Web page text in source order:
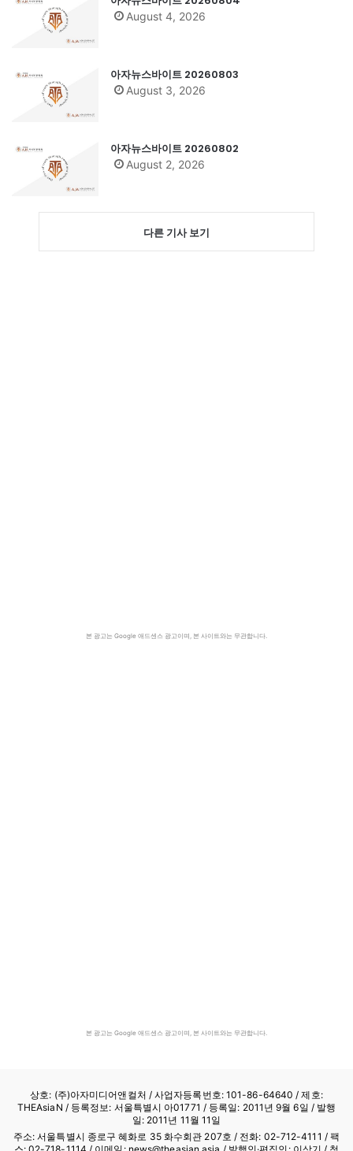
August 4, 2026
아자뉴스바이트 20260803
August 3, 2026
아자뉴스바이트 20260802
August 2, 2026
다른 기사 보기
본 광고는 Google 애드센스 광고이며, 본 사이트와는 무관합니다.
본 광고는 Google 애드센스 광고이며, 본 사이트와는 무관합니다.
상호: (주)아자미디어앤컬처 /사업자등록번호: 101-86-64640 / 제호:
THEAsiaN / 등록정보: 서울특별시 아01771 / 등록일: 2011년 9월 6일 / 발행
일: 2011년 11월 11일
주소: 서울특별시 종로구 혜화로 35 화수회관 207호 / 전화: 02-712-4111 / 팩